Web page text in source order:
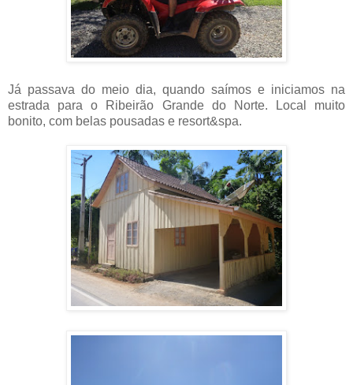
Já passava do meio dia, quando saímos e iniciamos na
estrada para o Ribeirão Grande do Norte. Local muito
bonito, com belas pousadas e resort&spa.